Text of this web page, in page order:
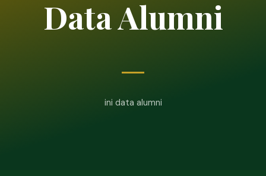
Data Alumni
ini data alumni